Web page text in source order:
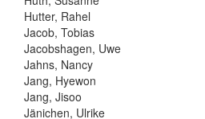
Hutter, Rahel
Jacob, Tobias
Jacobshagen, Uwe
Jahns, Nancy
Jang, Hyewon
Jang, Jisoo
Jänichen, Ulrike